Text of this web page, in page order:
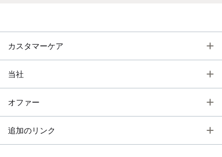
カスタマーケア
当社
オファー
追加のリンク